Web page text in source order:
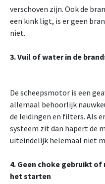
verschoven zijn. Ook de
een kink ligt, is er geen
niet.
3. Vuil of water in de
De scheepsmotor is een
allemaal behoorlijk
de leidingen en filters. Als
systeem zit dan hapert de
uiteindelijk helemaal niet
4. Geen choke gebruikt
het starten